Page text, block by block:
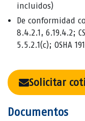
incluidos)
De conformidad
8.4.2.1, 6.19.4.2;
5.5.2.1(c); OSHA
Solicitar
Documentos